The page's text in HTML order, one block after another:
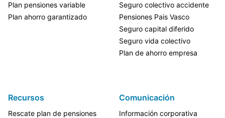
Plan pensiones variable
Plan ahorro garantizado
Seguro colectivo accidente
Pensiones Pais Vasco
Seguro capital diferido
Seguro vida colectivo
Plan de ahorro empresa
Recursos
Rescate plan de pensiones
Comunicación
Información corporativa